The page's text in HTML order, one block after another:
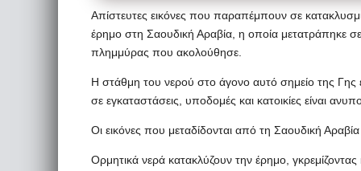
Απίστευτες εικόνες που παραπέμπουν σε
έρημο στη Σαουδική Αραβία, η οποία μετατράπηκε
πλημμύρας που ακολούθησε.
Η στάθμη του νερού στο άγονο αυτό σημείο της
σε εγκαταστάσεις, υποδομές και κατοικίες είναι
Οι εικόνες που μεταδίδονται από τη Σαουδική Αραβία
Ορμητικά νερά κατακλύζουν την έρημο,